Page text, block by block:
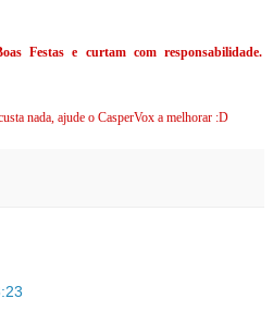
Festas e curtam com responsabilidade.
nada, ajude o CasperVox a melhorar :D